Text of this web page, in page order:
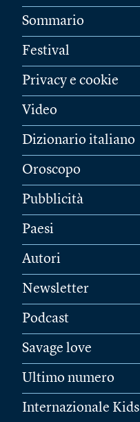
Sommario
Festival
Privacy e cookie
Video
Dizionario italiano
Oroscopo
Pubblicità
Paesi
Autori
Newsletter
Podcast
Savage love
Ultimo numero
Internazionale Kids